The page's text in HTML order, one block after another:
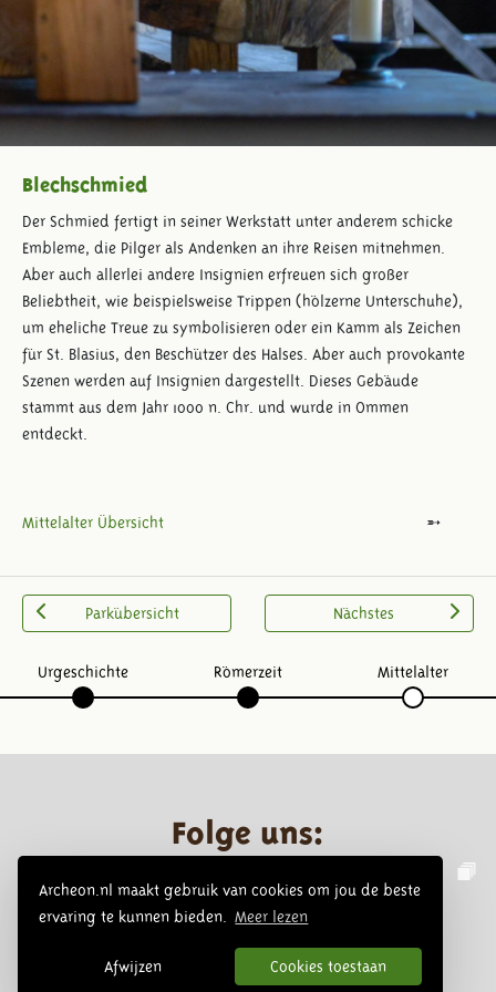
Archeon.nl maakt gebruik van cookies om jou de beste
ervaring te kunnen bieden.
Meer lezen
Afwijzen Cookies toestaan
Blechschmied
Der Schmied fertigt in seiner Werkstatt unter anderem schicke
Embleme, die Pilger als Andenken an ihre Reisen mitnehmen.
Aber auch allerlei andere Insignien erfreuen sich großer
Beliebtheit, wie beispielsweise Trippen (hölzerne Unterschuhe),
um eheliche Treue zu symbolisieren oder ein Kamm als Zeichen
für St. Blasius, den Beschützer des Halses. Aber auch provokante
Szenen werden auf Insignien dargestellt. Dieses Gebäude
stammt aus dem Jahr 1000 n. Chr. und wurde in Ommen
entdeckt.
Mittelalter Übersicht
Parkübersicht Nächstes
Urgeschichte Römerzeit Mittelalter
Folge uns: